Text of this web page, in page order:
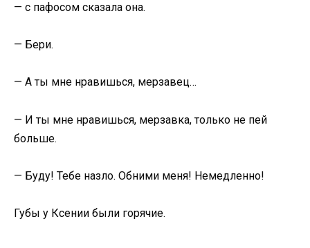
— с пафосом сказала она.
— Бери.
— А ты мне нравишься, мерзавец…
— И ты мне нравишься, мерзавка, только не пей
больше.
— Буду! Тебе назло. Обними меня! Немедленно!
Губы у Ксении были горячие.